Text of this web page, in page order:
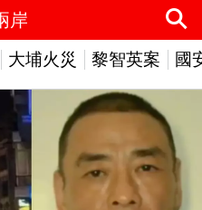
大埔火災 黎智英案 國
岸